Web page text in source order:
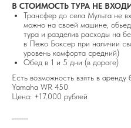
В СТОИМОСТЬ ТУРА НЕ
Трансфер до села Мульта не
можно на своей машине,
тура и разделив расходы на
в Пежо Боксер при наличии
уровень комфорта средний)
Обед в 1 и 5 дни (в дороге)
Есть возможность взять в
Yamaha WR 450
Цена: +17.000 рублей